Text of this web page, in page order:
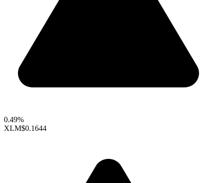
0.49%
XLM$0.1644